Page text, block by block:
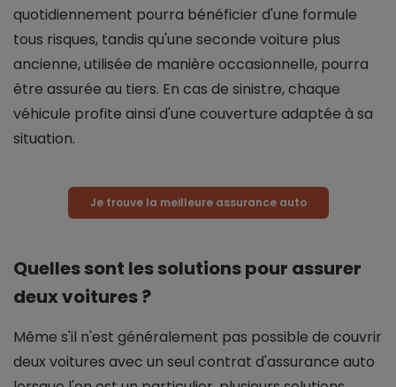
quotidiennement pourra bénéficier d'une formule
tous risques, tandis qu'une seconde voiture plus
ancienne, utilisée de manière occasionnelle, pourra
être assurée au tiers. En cas de sinistre, chaque
véhicule profite ainsi d'une couverture adaptée à sa
situation.
Je trouve la meilleure assurance auto
Quelles sont les solutions pour assurer
deux voitures ?
Même s'il n'est généralement pas possible de couvrir
deux voitures avec un seul contrat d'assurance auto